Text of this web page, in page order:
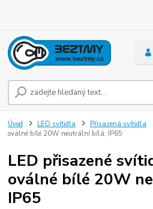
Úvod LED svítidla Přisazená svítidla
oválné bílé 20W neutrální bílá, IP65
LED přisazené
oválné bílé 20W
IP65